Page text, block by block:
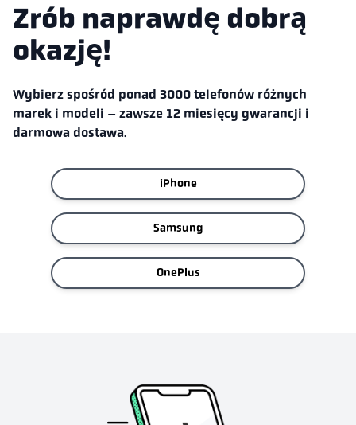
Zrób naprawdę dobrą
okazję!
Wybierz spośród ponad 3000 telefonów różnych
marek i modeli – zawsze 12 miesięcy gwarancji i
darmowa dostawa.
iPhone
Samsung
OnePlus